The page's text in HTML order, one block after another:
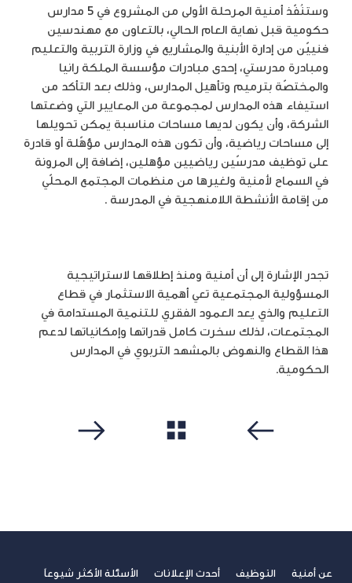
وستنُفّذ أمنية المرحلة الأولى من المشروع في 5 مدارس
حكومية قبل نهاية العام الحالي، بالتعاون مع مهندسين
فنييّن من إدارة الأبنية والمشاريع في وزارة التربية والتعليم
ومبادرة مدرستي، إحدى مبادرات مؤسسة الملكة رانيا
والمختصّة بترميم وتأهيل المدارس، وذلك بعد التأكد من
استيفاء هذه المدارس لمجموعة من المعايير التي وضعتها
الشركة، وأن يكون لديها مساحات مناسبة يمكن تحويلها
إلى مساحات رياضية، وأن تكون هذه المدارس مؤهّلة أو قادرة
على توظيف مدرسّين رياضيين مؤهلين، إضافة إلى المرونة
في السماح لأمنية ولغيرها من منظمات المجتمع المحلّي
من إقامة الأنشطة اللامنهجية في المدرسة .
تجدر الإشارة إلى أن أمنية ومنذ إطلاقها لاستراتيجية
المسؤولية المجتمعية تعي أهمية الاستثمار في قطاع
التعليم والذي يعد العمود الفقري للتنمية المستدامة في
المجتمعات، لذلك سخرت كامل قدراتها وإمكانياتها لدعم
هذا القطاع والنهوض بالمشهد التربوي في المدارس
الحكومية.
عن أمنية التوظيف أحدث الإعلانات
الأسئلة الأكثر شيوعاً